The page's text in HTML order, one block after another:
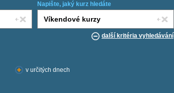
Napište, jaký kurz hledáte
další kritéria vyhledávání
v určitých dnech